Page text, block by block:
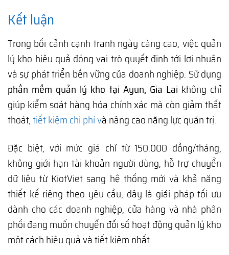
Kết luận
Trong bối cảnh cạnh tranh ngày càng cao, việc quản
lý kho hiệu quả đóng vai trò quyết định tới lợi nhuận
và sự phát triển bền vững của doanh nghiệp. Sử dụng
phần mềm quản lý kho tại Ayun, Gia Lai không chỉ
giúp kiểm soát hàng hóa chính xác mà còn giảm thất
thoát,tiết kiệm chi phí và nâng cao năng lực quản trị.
Đặc biệt, với mức giá chỉ từ 150.000 đồng/tháng,
không giới hạn tài khoản người dùng, hỗ trợ chuyển
dữ liệu từ KiotViet sang hệ thống mới và khả năng
thiết kế riêng theo yêu cầu, đây là giải pháp tối ưu
dành cho các doanh nghiệp, cửa hàng và nhà phân
phối đang muốn chuyển đổi số hoạt động quản lý kho
một cách hiệu quả và tiết kiệm nhất.